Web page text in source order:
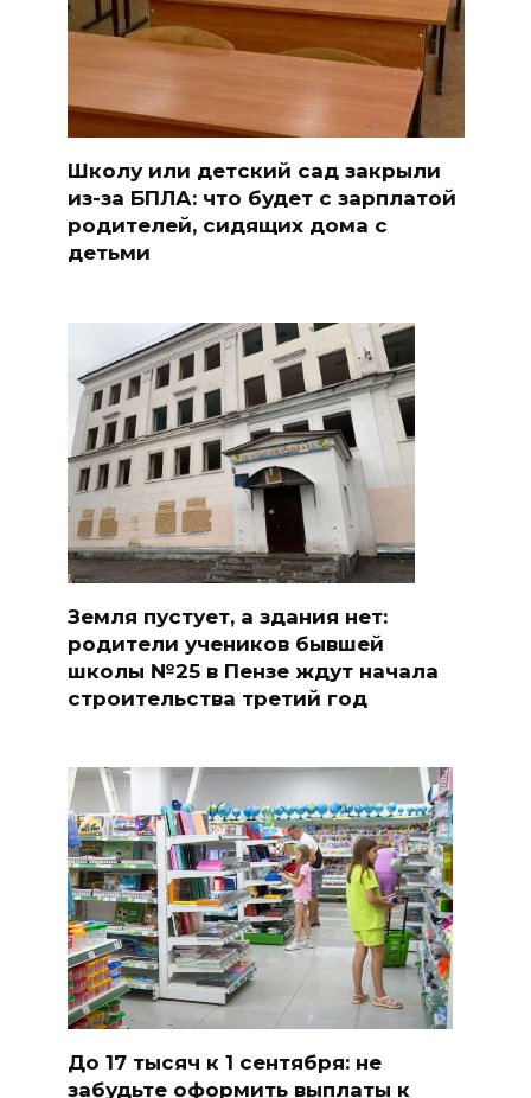
Школу или детский сад закрыли
из-за БПЛА: что будет с зарплатой
родителей, сидящих дома с
детьми
Земля пустует, а здания нет:
родители учеников бывшей
школы №25 в Пензе ждут начала
строительства третий год
До 17 тысяч к 1 сентября: не
забудьте оформить выплаты к